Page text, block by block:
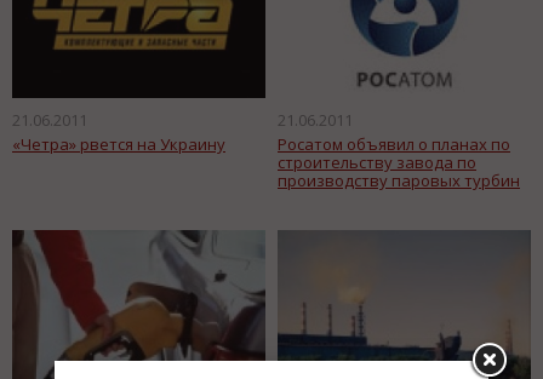
21.06.2011
«Четра» рвется на Украину
21.06.2011
Росатом объявил о планах по
строительству завода по
производству паровых турбин